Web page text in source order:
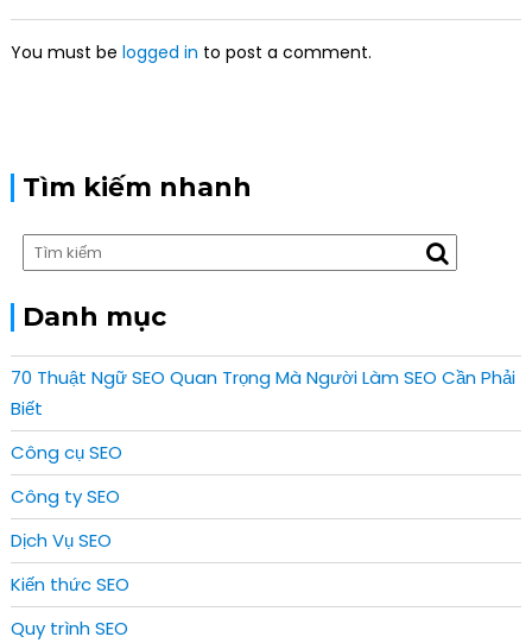
t
You must be logged in to post a comment.
Tìm kiếm nhanh
Danh mục
70 Thuật Ngữ SEO Quan Trọng Mà Người Làm SEO Cần Phải
Biết
Công cụ SEO
Công ty SEO
Dịch Vụ SEO
Kiến thức SEO
Quy trình SEO